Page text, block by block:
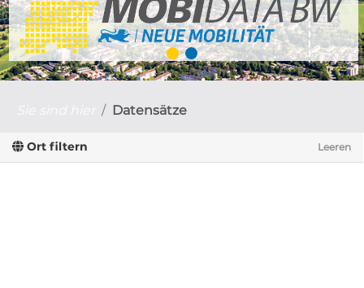
Datensätze
Ort filtern Leeren